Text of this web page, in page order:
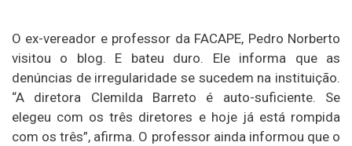
O ex-vereador e professor da FACAPE, Pedro Norberto
visitou o blog. E bateu duro. Ele informa que as
denúncias de irregularidade se sucedem na instituição.
“A diretora Clemilda Barreto é auto-suficiente. Se
elegeu com os três diretores e hoje já está rompida
com os três”, afirma. O professor ainda informou que o